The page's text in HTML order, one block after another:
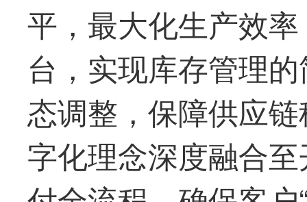
平， 最大化生产效
台，实现库存管理
态调整，保障供应
字化理念深度融合